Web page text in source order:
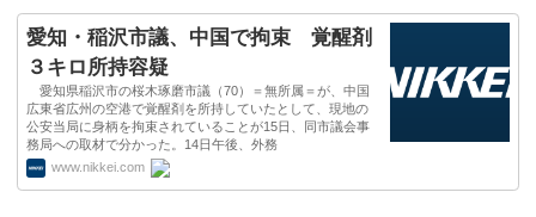
愛知・稲沢市議、中国で拘束 覚醒剤
３キロ所持容疑
愛知県稲沢市の桜木琢磨市議（70）＝無所属＝が、中国
広東省広州の空港で覚醒剤を所持していたとして、現地の
公安当局に身柄を拘束されていることが15日、同市議会事
務局への取材で分かった。14日午後、外務
www.nikkei.com